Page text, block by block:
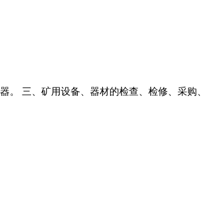
三、矿用设备、器材的检查、检修、采购、